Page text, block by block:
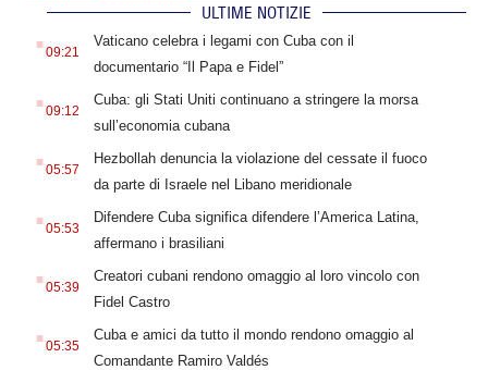
ULTIME NOTIZIE
. 09:21
Vaticano celebra i legami con Cuba con il
documentario “Il Papa e Fidel”
. 09:12
Cuba: gli Stati Uniti continuano a stringere la morsa
sull’economia cubana
. 05:57
Hezbollah denuncia la violazione del cessate il fuoco
da parte di Israele nel Libano meridionale
. 05:53
Difendere Cuba significa difendere l’America Latina,
affermano i brasiliani
. 05:39
Creatori cubani rendono omaggio al loro vincolo con
Fidel Castro
. 05:35
Cuba e amici da tutto il mondo rendono omaggio al
Comandante Ramiro Valdés